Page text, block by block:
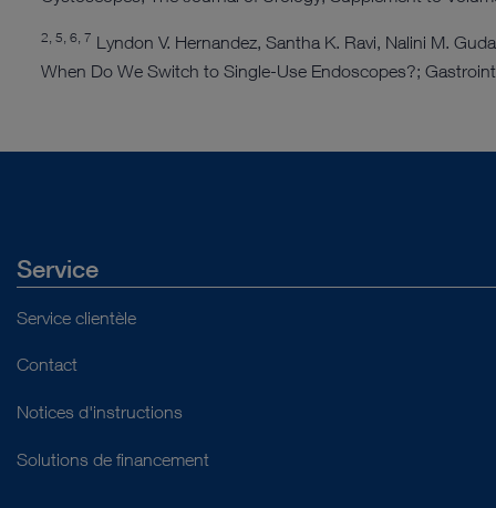
2, 5, 6, 7 Lyndon V. Hernandez, Santha K. Ravi, Nalini M.
When Do We Switch to Single-Use Endoscopes?;
Service
Service clientèle
Contact
Notices d'instructions
Solutions de financement